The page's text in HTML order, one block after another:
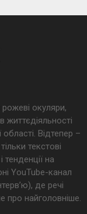
окуляри,
Відтепер –
текстові
тенденції на
YouTube-канал
де речі
про найголовніше.